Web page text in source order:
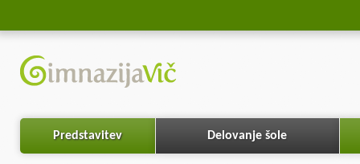
Predstavitev Delovanje šole